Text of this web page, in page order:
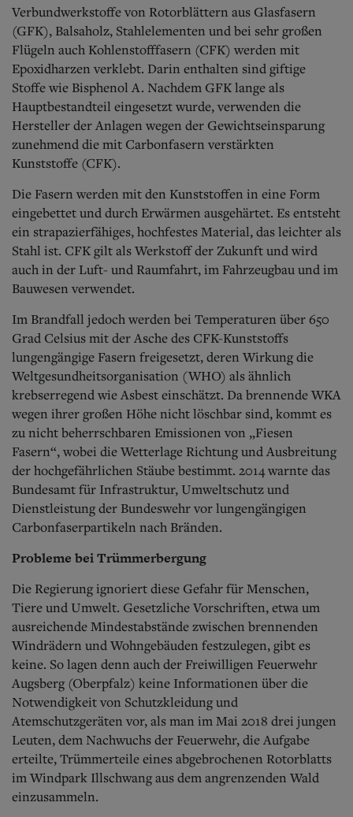
Verbundwerkstoffe von Rotorblättern aus Glasfasern
(GFK), Balsaholz, Stahlelementen und bei sehr großen
Flügeln auch Kohlenstofffasern (CFK) werden mit
Epoxidharzen verklebt. Darin enthalten sind giftige
Stoffe wie Bisphenol A. Nachdem GFK lange als
Hauptbestandteil eingesetzt wurde, verwenden die
Hersteller der Anlagen wegen der Gewichtseinsparung
zunehmend die mit Carbonfasern verstärkten
Kunststoffe (CFK).
Die Fasern werden mit den Kunststoffen in eine Form
eingebettet und durch Erwärmen ausgehärtet. Es entsteht
ein strapazierfähiges, hochfestes Material, das leichter als
Stahl ist. CFK gilt als Werkstoff der Zukunft und wird
auch in der Luft- und Raumfahrt, im Fahrzeugbau und im
Bauwesen verwendet.
Im Brandfall jedoch werden bei Temperaturen über 650
Grad Celsius mit der Asche des CFK-Kunststoffs
lungengängige Fasern freigesetzt, deren Wirkung die
Weltgesundheitsorganisation (WHO) als ähnlich
krebserregend wie Asbest einschätzt. Da brennende WKA
wegen ihrer großen Höhe nicht löschbar sind, kommt es
zu nicht beherrschbaren Emissionen von „Fiesen
Fasern“, wobei die Wetterlage Richtung und Ausbreitung
der hochgefährlichen Stäube bestimmt. 2014 warnte das
Bundesamt für Infrastruktur, Umweltschutz und
Dienstleistung der Bundeswehr vor lungengängigen
Carbonfaserpartikeln nach Bränden.
Probleme bei Trümmerbergung
Die Regierung ignoriert diese Gefahr für Menschen,
Tiere und Umwelt. Gesetzliche Vorschriften, etwa um
ausreichende Mindestabstände zwischen brennenden
Windrädern und Wohngebäuden festzulegen, gibt es
keine. So lagen denn auch der Freiwilligen Feuerwehr
Augsberg (Oberpfalz) keine Informationen über die
Notwendigkeit von Schutzkleidung und
Atemschutzgeräten vor, als man im Mai 2018 drei jungen
Leuten, dem Nachwuchs der Feuerwehr, die Aufgabe
erteilte, Trümmerteile eines abgebrochenen Rotorblatts
im Windpark Illschwang aus dem angrenzenden Wald
einzusammeln.